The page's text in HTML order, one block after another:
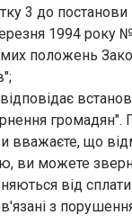
3 до постанови
1994 року
положень
;
громадян".
вважаєте, що
ви можете
від
з